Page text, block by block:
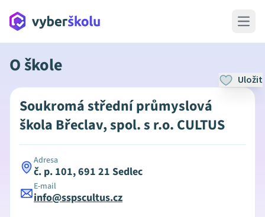
Open
O škole
Uložit
Soukromá střední průmyslová
škola Břeclav, spol. s r.o. CULTUS
Adresa
č. p. 101, 691 21 Sedlec
E-mail
info@sspscultus.cz